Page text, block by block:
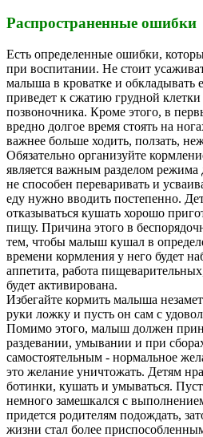
Распространенные ошибки
Есть определенные ошибки,
при воспитании. Не стоит
малыша в кроватке и обкладывать
приведет к сжатию грудной
позвоночника. Кроме этого, в
вредно долгое время стоять на
важнее больше ходить, ползать,
Обязательно организуйте
является важным разделом
не способен переваривать и
еду нужно вводить постепенно.
отказываться кушать хорошо
пищу. Причина этого в
тем, чтобы малыш кушал в
времени кормления у него будет
аппетита, работа
будет активирована.
Избегайте кормить малыша
руки ложку и пусть он сам с
Помимо этого, малыш должен
раздевании, умывании и при
самостоятельным - нормальное
это желание уничтожать. Детям
ботинки, кушать и умываться.
немного замешкался с
придется родителям подождать,
жизни стал более